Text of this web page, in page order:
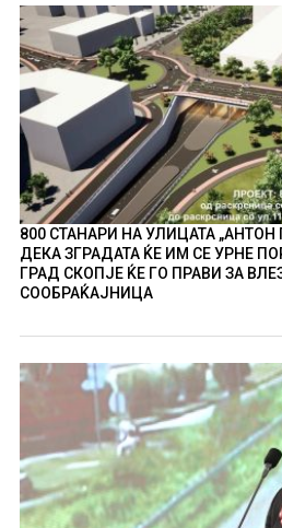
800 СТАНАРИ НА УЛИЦАТА „АНТОН
ДЕКА ЗГРАДАТА ЌЕ ИМ СЕ УРНЕ
ГРАД СКОПЈЕ ЌЕ ГО ПРАВИ ЗА
СООБРАЌАЈНИЦА